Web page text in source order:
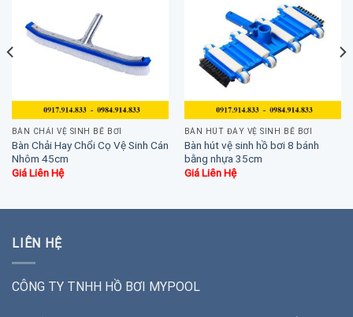
BÀN CHẢI VỆ SINH BỂ BƠI
Bàn Chải Hay Chổi Cọ Vệ Sinh Cán
Nhôm 45cm
Giá Liên Hệ
BÀN HÚT ĐÁY VỆ SINH BỂ BƠI
Bàn hút vệ sinh hồ bơi 8 bánh
bằng nhựa 35cm
Giá Liên Hệ
LIÊN HỆ
CÔNG TY TNHH HỒ BƠI MYPOOL